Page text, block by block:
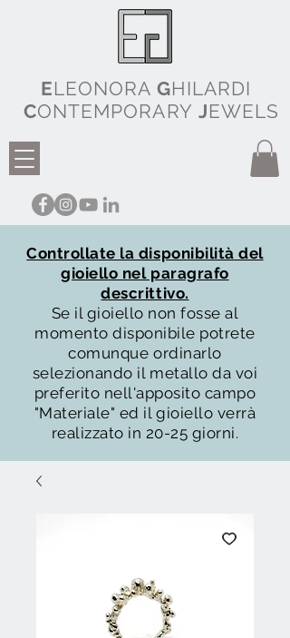
ELEONORA GHILARDI
CONTEMPORARY JEWELS
Controllate la disponibilità del
gioiello nel paragrafo
descrittivo.
Se il gioiello non fosse al
momento disponibile potrete
comunque ordinarlo
selezionando il metallo da voi
preferito nell'apposito campo
"Materiale" ed il gioiello verrà
realizzato in 20-25 giorni.